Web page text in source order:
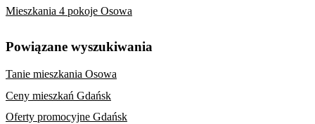
Mieszkania 4 pokoje Osowa
Powiązane wyszukiwania
Tanie mieszkania Osowa
Ceny mieszkań Gdańsk
Oferty promocyjne Gdańsk